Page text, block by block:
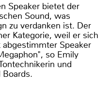
Speaker bietet der
Sound, was
zu verdanken ist. Der
Kategorie, weil er sich
Speaker
so Emily
und